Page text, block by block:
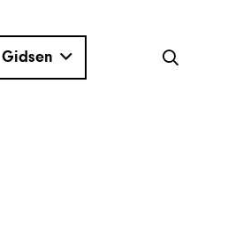
Gidsen